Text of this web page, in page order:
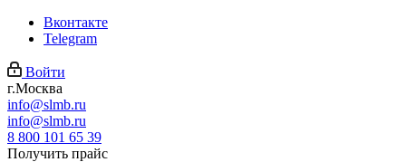
Вконтакте
Telegram
Войти
г.Москва
info@slmb.ru
info@slmb.ru
8 800 101 65 39
Получить прайс